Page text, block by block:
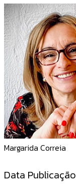
Margarida Correia
Data Publicação